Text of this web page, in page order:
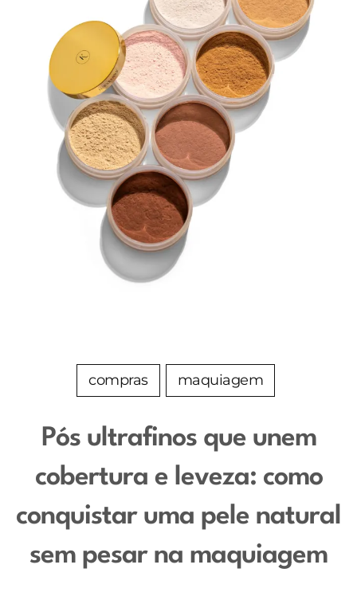
compras maquiagem
Pós ultrafinos que unem
cobertura e leveza: como
conquistar uma pele natural
sem pesar na maquiagem